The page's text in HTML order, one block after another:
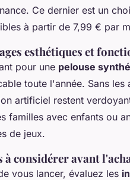
Ce dernier est un
à partir de 7,99 € par
esthétiques et
pour une pelouse
toute l'année. Sans
artificiel restent
familles avec enfants ou
de jeux.
à considérer avant
vous lancer, évaluez les